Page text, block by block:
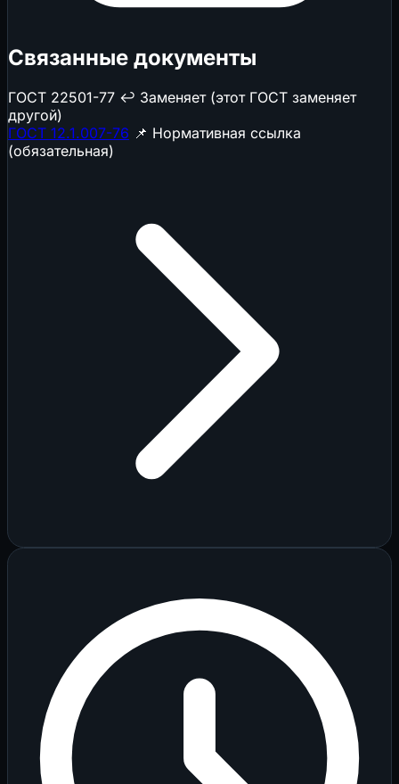
Связанные документы
ГОСТ 22501-77 ↩️ Заменяет (этот ГОСТ заменяет
другой)
ГОСТ 12.1.007-76 📌 Нормативная ссылка
(обязательная)